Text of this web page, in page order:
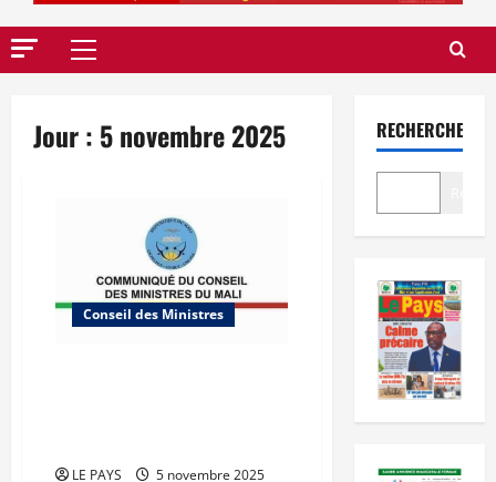
Menu
Jour : 5 novembre 2025
Conseil des Ministres
LE PAYS
5 novembre 2025
RECHERCHER